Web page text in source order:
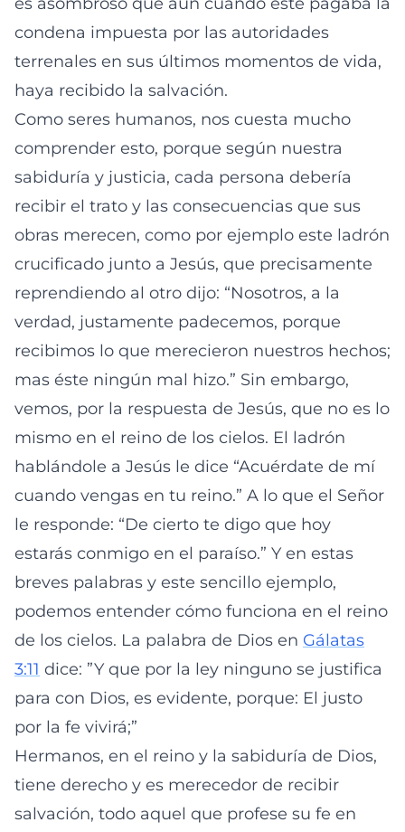
condena impuesta por las autoridades
terrenales en sus últimos momentos de vida,
haya recibido la salvación.
Como seres humanos, nos cuesta mucho
comprender esto, porque según nuestra
sabiduría y justicia, cada persona debería
recibir el trato y las consecuencias que sus
obras merecen, como por ejemplo este ladrón
crucificado junto a Jesús, que precisamente
reprendiendo al otro dijo: “Nosotros, a la
verdad, justamente padecemos, porque
recibimos lo que merecieron nuestros hechos;
mas éste ningún mal hizo.” Sin embargo,
vemos, por la respuesta de Jesús, que no es lo
mismo en el reino de los cielos. El ladrón
hablándole a Jesús le dice “Acuérdate de mí
cuando vengas en tu reino.” A lo que el Señor
le responde: “De cierto te digo que hoy
estarás conmigo en el paraíso.” Y en estas
breves palabras y este sencillo ejemplo,
podemos entender cómo funciona en el reino
de los cielos. La palabra de Dios en Gálatas
3:11 dice: ”Y que por la ley ninguno se justifica
para con Dios, es evidente, porque: El justo
por la fe vivirá;”
Hermanos, en el reino y la sabiduría de Dios,
tiene derecho y es merecedor de recibir
salvación, todo aquel que profese su fe en